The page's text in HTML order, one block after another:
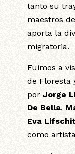
tanto su
maestros
aporta la
migratoria.
Fuimos a
de Floresta
por Jorge
De Bella,
Eva
como